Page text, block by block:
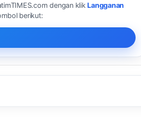
dengan klik Langganan
berikut: